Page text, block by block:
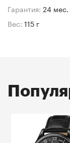
Гарантия: 24 мес.
Вес: 115 г